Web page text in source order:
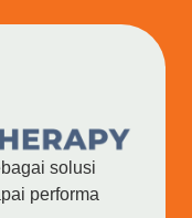
solusi
performa